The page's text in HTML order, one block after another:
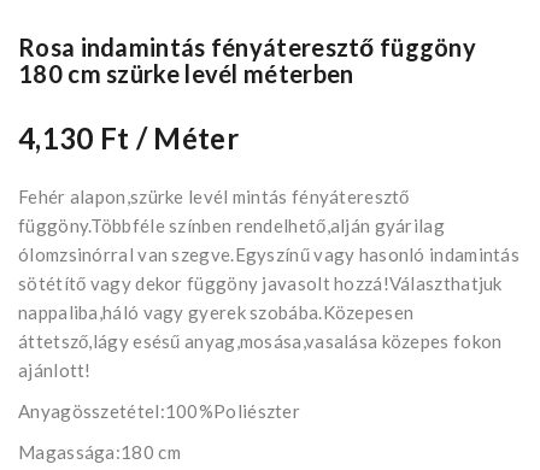
Rosa indamintás fényáteresztő függöny
180 cm szürke levél méterben
4,130 Ft / Méter
Fehér alapon,szürke levél mintás fényáteresztő
függöny.Többféle színben rendelhető,alján gyárilag
ólomzsinórral van szegve.Egyszínű vagy hasonló indamintás
sötétítő vagy dekor függöny javasolt hozzá!Választhatjuk
nappaliba,háló vagy gyerek szobába.Közepesen
áttetsző,lágy esésű anyag,mosása,vasalása közepes fokon
ajánlott!
Anyagösszetétel:100%Poliészter
Magassága:180 cm